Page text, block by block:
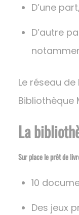
D’une
D’autre
Le réseau
Bibliothèque
La
Sur place le prêt de
10
Des jeux